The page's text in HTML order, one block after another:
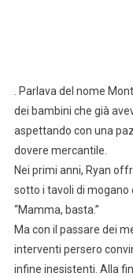
. Parlava del nome
dei bambini che già
aspettando con una
dovere mercantile.
Nei primi anni, Ryan
sotto i tavoli di mogano
“Mamma, basta.”
Ma con il passare dei
interventi persero
infine inesistenti. Alla